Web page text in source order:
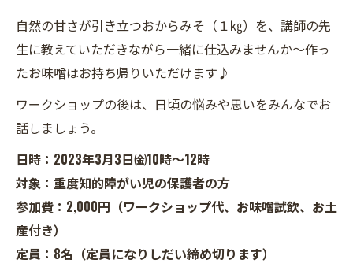
自然の甘さが引き立つおからみそ（１㎏）を、講師の先
生に教えていただきながら一緒に仕込みませんか～作っ
たお味噌はお持ち帰りいただけます♪
ワークショップの後は、日頃の悩みや思いをみんなでお
話しましょう。
日時：2023年3月3日㈮10時～12時
対象：重度知的障がい児の保護者の方
参加費：2,000円（ワークショップ代、お味噌試飲、お土
産付き）
定員：8名（定員になりしだい締め切ります）